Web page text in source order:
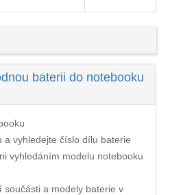
baterii do notebooku
a vyhledejte číslo dílu baterie
vyhledáním modelu notebooku
a modely baterie v